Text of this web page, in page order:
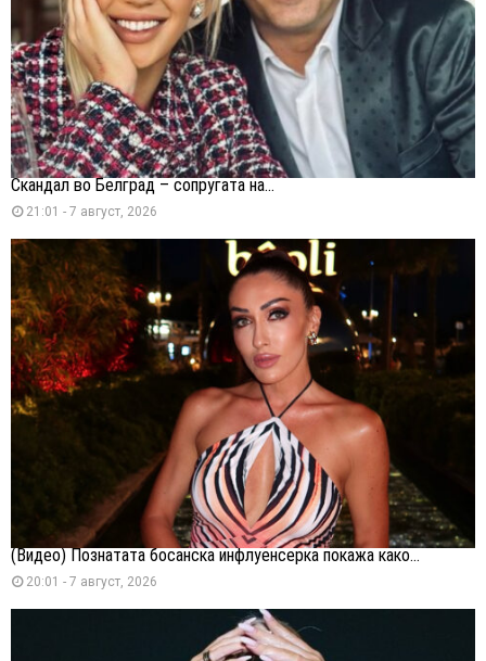
Скандал во Белград – сопругата на...
21:01 - 7 август, 2026
(Видео) Познатата босанска инфлуенсерка покажа како...
20:01 - 7 август, 2026